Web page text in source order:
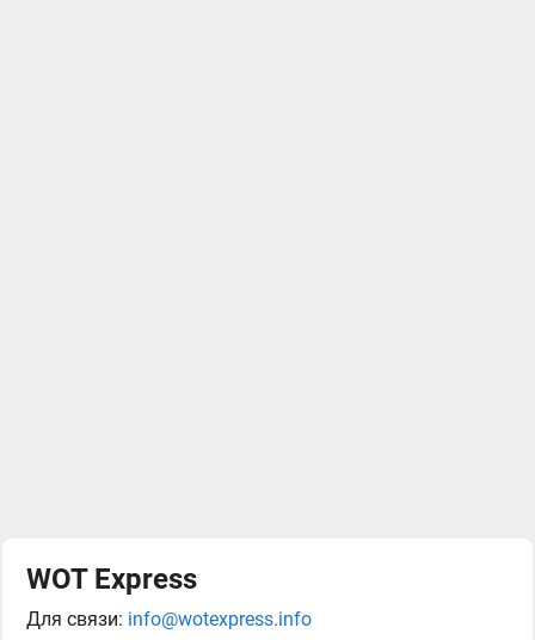
WOT Express
Для связи: info@wotexpress.info